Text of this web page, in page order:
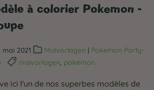
à colorier Pokemon -
mai 2021 Malvorlagen | Pokemon Party-
malvorlagen, pokemon
ici l'un de nos superbes modèles de